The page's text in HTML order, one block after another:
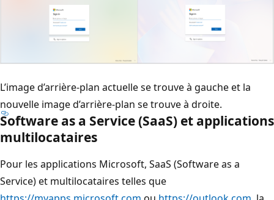
L’image d’arrière-plan actuelle se trouve à gauche et la
nouvelle image d’arrière-plan se trouve à droite.
Software as a Service (SaaS) et applications
multilocataires
Pour les applications Microsoft, SaaS (Software as a
Service) et multilocataires telles que